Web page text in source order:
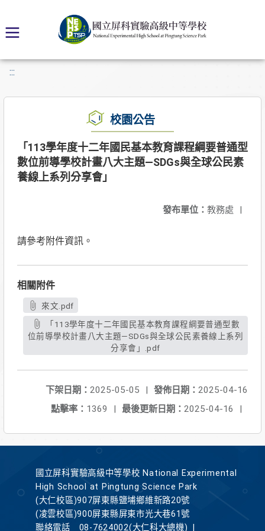
:::
校園公告
「113學年度十二年國民基本教育課程綱要普通型
數位前導學校計畫八大主題—SDGs與全球公民素
養線上系列分享會」
發布單位： 教務處 |
請參考附件資訊。
相關附件
來文.pdf
位前導學校計畫八大主題—SDGs與全球公民素養線上系列
分享會」.pdf
發佈日期： 2025-04-16
下架日期： 2025-05-05
|
最後更新日期： 2025-04-16 |
點擊率： 1369 |
國立屏科實驗高級中等學校 National Experimental
High School at Pingtung Science Park
(大仁校區)907屏東縣鹽埔鄉維新路20號
(凌雲校區)900屏東縣屏東市光大巷61號
聯絡電話
08-7624002(大仁科大總機)